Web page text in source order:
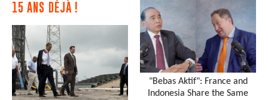
15 ANS DÉJÀ !
"Bebas Aktif": France and
Indonesia Share the Same